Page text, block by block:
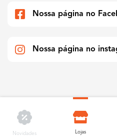
Nossa página no
Nossa página no
Novidades Lojas